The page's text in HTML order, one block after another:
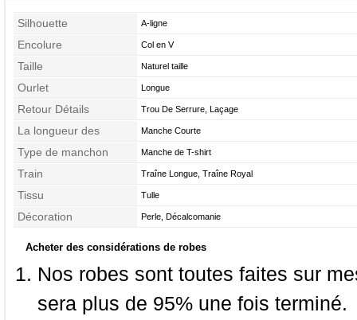
Silhouette A-ligne
Encolure Col en V
Taille Naturel taille
Ourlet Longue
Retour Détails Trou De Serrure, Laçage
La longueur des
manches
Manche Courte
Type de manchon Manche de T-shirt
Train Traîne Longue, Traîne Royal
Tissu Tulle
Décoration Perle, Décalcomanie
Acheter des considérations de robes
Nos robes sont toutes faites sur
sera plus de 95% une fois terminé.